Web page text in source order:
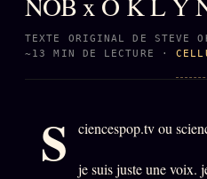
TEXTE ORIGINAL DE STEVE
~13 MIN DE LECTURE ·
S ciencespop.tv ou
je suis juste une voix.